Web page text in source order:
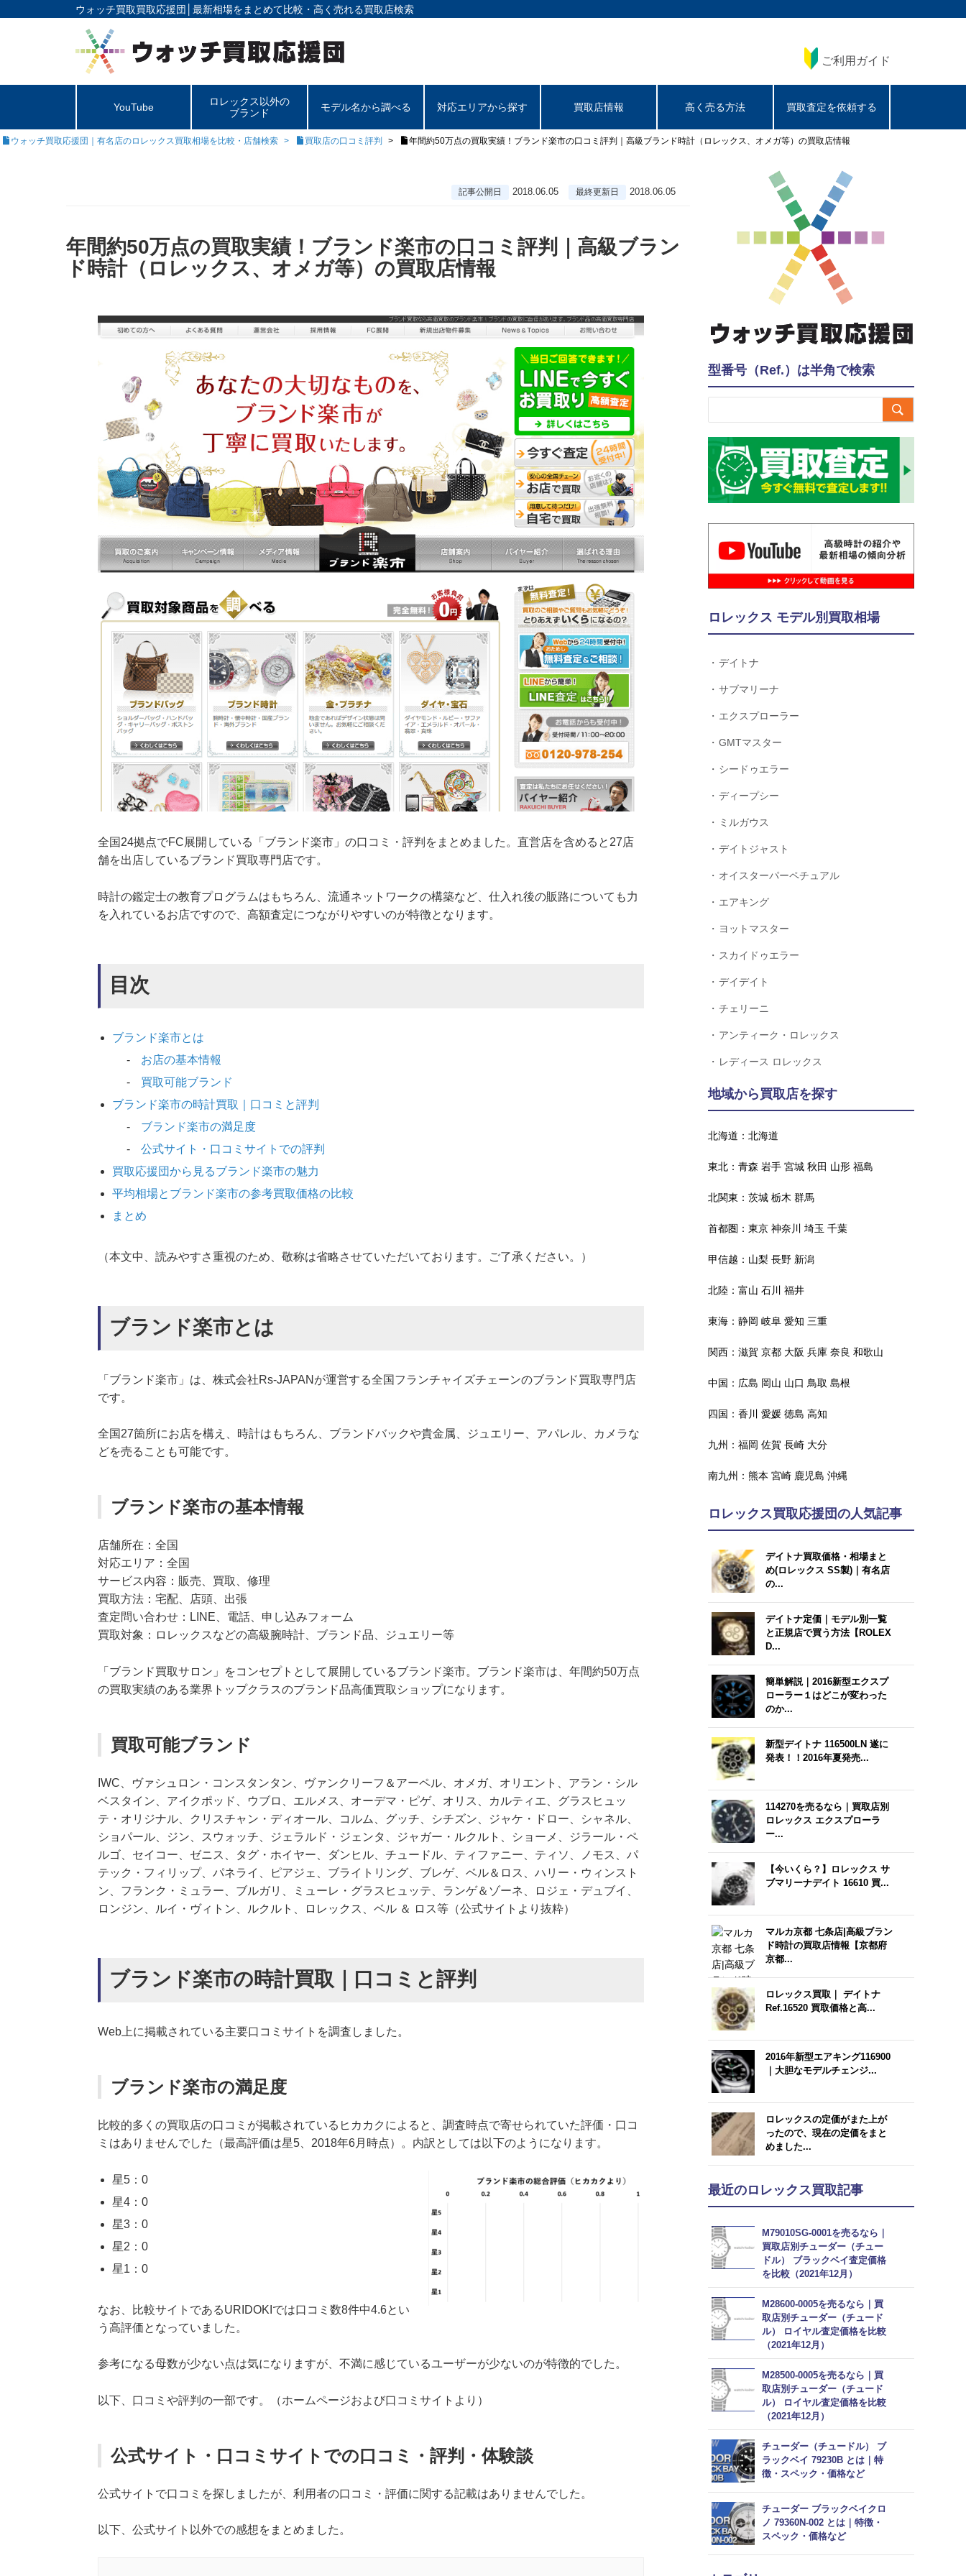
ウォッチ買取買取応援団│ 最新相場をまとめて比較・高く売れる買取店検索
ご利用ガイド
YouTube
ロレックス以外の
ブランド
モデル名から調べる 対応エリアから探す 買取店情報 高く売る方法 買取査定を依頼する
ウォッチ買取応援団｜有名店のロレックス買取相場を比較・店舗検索 買取店の口コミ評判 年間約50万点の買取実績！ブランド楽市の口コミ評判｜高級ブランド時計（ロレックス、オメガ等）の買取店情報
記事公開日 2018.06.05 最終更新日 2018.06.05
年間約50万点の買取実績！ブランド楽市の口コミ評判｜高級ブラン
ド時計（ロレックス、オメガ等）の買取店情報
全国24拠点でFC展開している「ブランド楽市」の口コミ・評判をまとめました。直営店を含めると27店
舗を出店しているブランド買取専門店です。
時計の鑑定士の教育プログラムはもちろん、流通ネットワークの構築など、仕入れ後の販路についても力
を入れているお店ですので、高額査定につながりやすいのが特徴となります。
目次
ブランド楽市とは
お店の基本情報
買取可能ブランド
ブランド楽市の時計買取｜口コミと評判
ブランド楽市の満足度
公式サイト・口コミサイトでの評判
買取応援団から見るブランド楽市の魅力
平均相場とブランド楽市の参考買取価格の比較
まとめ
（本文中、読みやすさ重視のため、敬称は省略させていただいております。ご了承ください。）
ブランド楽市とは
「ブランド楽市」は、株式会社Rs-JAPANが運営する全国フランチャイズチェーンのブランド買取専門店
です。
全国27箇所にお店を構え、時計はもちろん、ブランドバックや貴金属、ジュエリー、アパレル、カメラな
どを売ることも可能です。
ブランド楽市の基本情報
店舗所在：全国
対応エリア：全国
サービス内容：販売、買取、修理
買取方法：宅配、店頭、出張
査定問い合わせ：LINE、電話、申し込みフォーム
買取対象：ロレックスなどの高級腕時計、ブランド品、ジュエリー等
「ブランド買取サロン」をコンセプトとして展開しているブランド楽市。ブランド楽市は、年間約50万点
の買取実績のある業界トップクラスのブランド品高価買取ショップになります。
買取可能ブランド
IWC、ヴァシュロン・コンスタンタン、ヴァンクリーフ＆アーペル、オメガ、オリエント、アラン・シル
ベスタイン、アイクポッド、ウブロ、エルメス、オーデマ・ピゲ、オリス、カルティエ、グラスヒュッ
テ・オリジナル、クリスチャン・ディオール、コルム、グッチ、シチズン、ジャケ・ドロー、シャネル、
ショパール、ジン、スウォッチ、ジェラルド・ジェンタ、ジャガー・ルクルト、ショーメ、ジラール・ペ
ルゴ、セイコー、ゼニス、タグ・ホイヤー、ダンヒル、チュードル、ティファニー、ティソ、ノモス、パ
テック・フィリップ、パネライ、ピアジェ、ブライトリング、ブレゲ、ベル＆ロス、ハリー・ウィンスト
ン、フランク・ミュラー、ブルガリ、ミューレ・グラスヒュッテ、ランゲ＆ゾーネ、ロジェ・デュブイ、
ロンジン、ルイ・ヴィトン、ルクルト、ロレックス、ベル ＆ ロス等（公式サイトより抜粋）
ブランド楽市の時計買取｜口コミと評判
Web上に掲載されている主要口コミサイトを調査しました。
ブランド楽市の満足度
比較的多くの買取店の口コミが掲載されているヒカカクによると、調査時点で寄せられていた評価・口コ
ミはありませんでした（最高評価は星5、2018年6月時点）。内訳としては以下のようになります。
星5：0
星4：0
星3：0
星2：0
星1：0
なお、比較サイトであるURIDOKIでは口コミ数8件中4.6とい
う高評価となっていました。
参考になる母数が少ない点は気になりますが、不満に感じているユーザーが少ないのが特徴的でした。
以下、口コミや評判の一部です。（ホームページおよび口コミサイトより）
公式サイト・口コミサイトでの口コミ・評判・体験談
公式サイトで口コミを探しましたが、利用者の口コミ・評価に関する記載はありませんでした。
以下、公式サイト以外での感想をまとめました。
型番号（Ref.）は半角で検索

ロレックス モデル別買取相場
デイトナ
サブマリーナ
エクスプローラー
GMTマスター
シードゥエラー
ディープシー
ミルガウス
デイトジャスト
オイスターパーペチュアル
エアキング
ヨットマスター
スカイドゥエラー
デイデイト
チェリーニ
アンティーク・ロレックス
レディース ロレックス
地域から買取店を探す
北海道： 北海道
東北： 青森 岩手 宮城 秋田 山形 福島
北関東： 茨城 栃木 群馬
首都圏： 東京 神奈川 埼玉 千葉
甲信越： 山梨 長野 新潟
北陸： 富山 石川 福井
東海： 静岡 岐阜 愛知 三重
関西： 滋賀 京都 大阪 兵庫 奈良 和歌山
中国： 広島 岡山 山口 鳥取 島根
四国： 香川 愛媛 徳島 高知
九州： 福岡 佐賀 長崎 大分
南九州： 熊本 宮崎 鹿児島 沖縄
ロレックス買取応援団の人気記事
デイトナ買取価格・相場まと
め(ロレックス SS製)｜有名店
の...
デイトナ定価｜モデル別一覧
と正規店で買う方法【ROLEX
D...
簡単解説｜2016新型エクスプ
ローラー１はどこが変わった
のか...
新型デイトナ 116500LN 遂に
発表！！2016年夏発売...
114270を売るなら｜買取店別
ロレックス エクスプローラ
ー...
【今いくら？】ロレックス サ
ブマリーナデイト 16610 買...
マルカ京都 七条店|高級ブラン
ド時計の買取店情報【京都府
京都...
ロレックス買取｜ デイトナ
Ref.16520 買取価格と高...
2016年新型エアキング116900
｜大胆なモデルチェンジ...
ロレックスの定価がまた上が
ったので、現在の定価をまと
めました...
最近のロレックス買取記事
M79010SG-0001を売るなら｜
買取店別チューダー（チュー
ドル） ブラックベイ査定価格
を比較（2021年12月）
M28600-0005を売るなら｜買
取店別チューダー（チュード
ル） ロイヤル査定価格を比較
（2021年12月）
M28500-0005を売るなら｜買
取店別チューダー（チュード
ル） ロイヤル査定価格を比較
（2021年12月）
チューダー（チュードル） ブ
ラックベイ 79230B とは｜特
徴・スペック・価格など
チューダー ブラックベイクロ
ノ 79360N-002 とは｜特徴・
スペック・価格など